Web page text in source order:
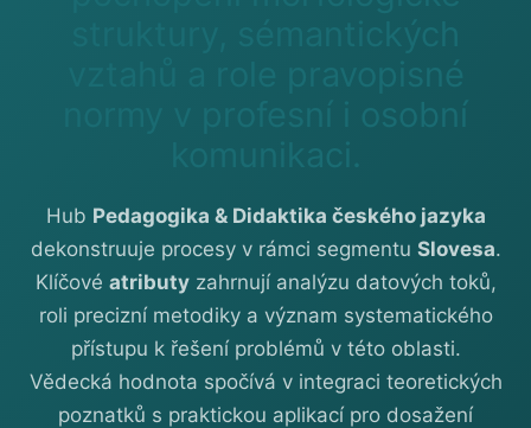
normy v profesní i osobní
Hub Pedagogika & Didaktika českého jazyka
dekonstruuje procesy v rámci segmentu Slovesa.
Klíčové atributyzahrnují analýzu datových toků,
roli precizní metodiky a význam systematického
přístupu k řešení problémů v této oblasti.
Vědecká hodnota spočívá v integraci teoretických
poznatků s praktickou aplikací pro dosažení